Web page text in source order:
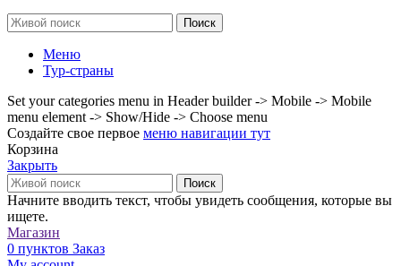
Поиск
Меню
Тур-страны
Set your categories menu in Header builder -> Mobile -> Mobile
menu element -> Show/Hide -> Choose menu
Создайте свое первое меню навигации тут
Корзина
Закрыть
Поиск
Начните вводить текст, чтобы увидеть сообщения, которые вы
ищете.
Магазин
0 пунктов Заказ